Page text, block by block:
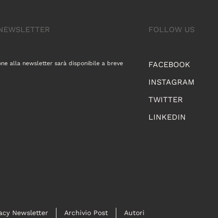
FOLLOW US
FACEBOOK
INSTAGRAM
TWITTER
LINKEDIN
alla newsletter sarà disponibile a breve
Newsletter Archivio Post Autori